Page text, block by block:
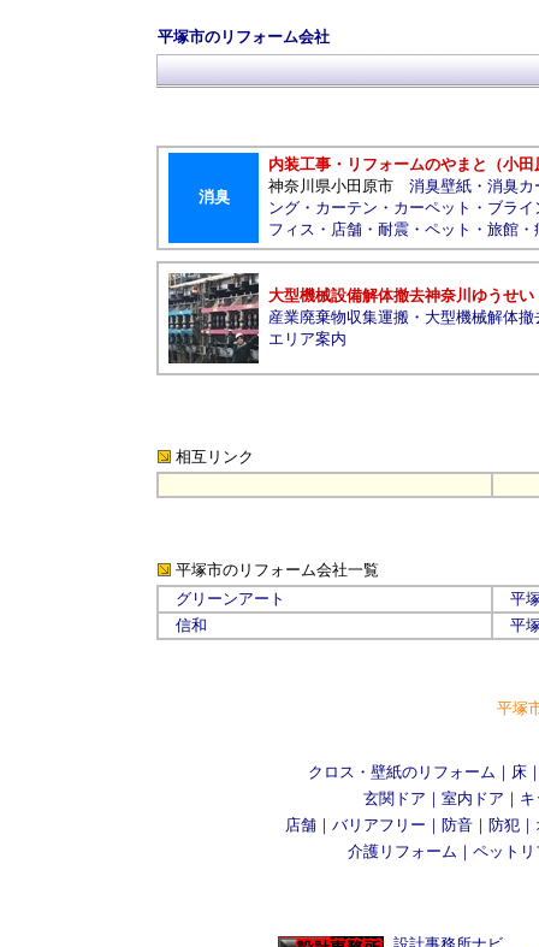
平塚市のリフォーム会社
消臭
内装工事・リフォームのやまと（小田
神奈川県小田原市 消臭壁紙 ・ 消臭カ
ング ・ カーテン ・ カーペット ・ ブライ
フィス・店舗・耐震・ペット・旅館
大型機械設備解体撤去神奈川ゆうせい
産業廃棄物収集運搬 ・ 大型機械解体撤
エリア案内
相互リンク
平塚市のリフォーム会社一覧
グリーンアート
平
信和
平
平塚
クロス・壁紙のリフォーム ｜ 床
玄関ドア ｜ 室内ドア ｜ キ
店舗｜ バリアフリー ｜ 防音｜ 防犯｜
介護リフォーム ｜ ペット